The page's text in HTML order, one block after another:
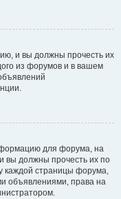
и вы должны прочесть их
из форумов и в вашем
для форума, на
вы должны прочесть их по
каждой страницы форума,
объявлениями, права на